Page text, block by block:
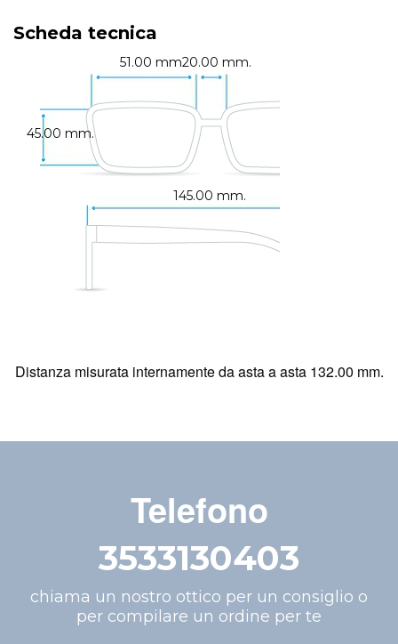
Scheda tecnica
51.00 mm.20.00 mm.
145.00 mm.
45.00 mm.
Distanza misurata internamente da asta a asta 132.00 mm.
Telefono
3533130403
chiama un nostro ottico per un consiglio o
per compilare un ordine per te